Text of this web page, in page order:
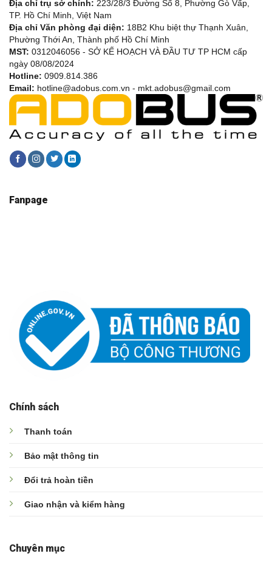
Địa chỉ trụ sở chính: 223/28/3 Đường Số 8, Phường Gò Vấp,
TP. Hồ Chí Minh, Việt Nam
Địa chỉ Văn phòng đại diện: 18B2 Khu biệt thự Thạnh Xuân,
Phường Thới An, Thành phố Hồ Chí Minh
MST: 0312046056 - SỞ KẾ HOẠCH VÀ ĐẦU TƯ TP HCM cấp
ngày 08/08/2024
Hotline: 0909.814.386
Email: hotline@adobus.com.vn - mkt.adobus@gmail.com
Chính sách
Thanh toán
Bảo mật thông tin
Đổi trả hoàn tiền
Giao nhận và kiểm hàng
Chuyên mục
Fanpage